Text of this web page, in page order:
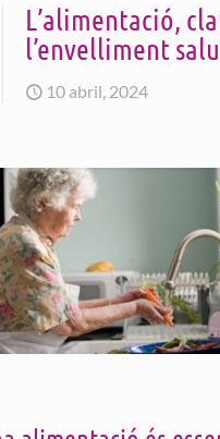
L’alimentació,
l’envelliment
10 abril, 2024